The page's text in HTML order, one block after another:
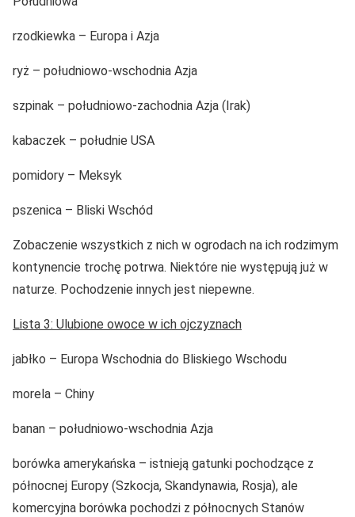
rzodkiewka – Europa i Azja
ryż – południowo-wschodnia Azja
szpinak – południowo-zachodnia Azja (Irak)
kabaczek – południe USA
pomidory – Meksyk
pszenica – Bliski Wschód
Zobaczenie wszystkich z nich w ogrodach na ich rodzimym
kontynencie trochę potrwa. Niektóre nie występują już w
naturze. Pochodzenie innych jest niepewne.
Lista 3: Ulubione owoce w ich ojczyznach
jabłko – Europa Wschodnia do Bliskiego Wschodu
morela – Chiny
banan – południowo-wschodnia Azja
borówka amerykańska – istnieją gatunki pochodzące z
północnej Europy (Szkocja, Skandynawia, Rosja), ale
komercyjna borówka pochodzi z północnych Stanów